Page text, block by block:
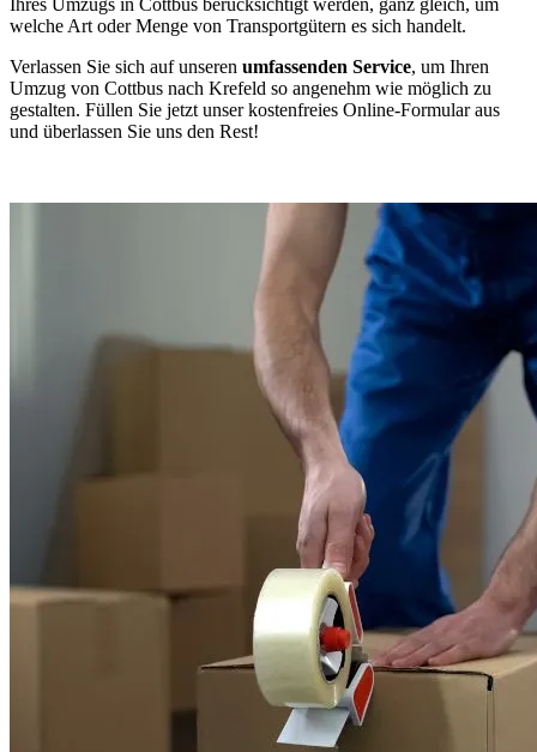
welche Art oder Menge von Transportgütern es sich handelt.
Verlassen Sie sich auf unseren umfassenden Service, um Ihren
Umzug von Cottbus nach Krefeld so angenehm wie möglich zu
gestalten. Füllen Sie jetzt unser kostenfreies Online-Formular aus
und überlassen Sie uns den Rest!